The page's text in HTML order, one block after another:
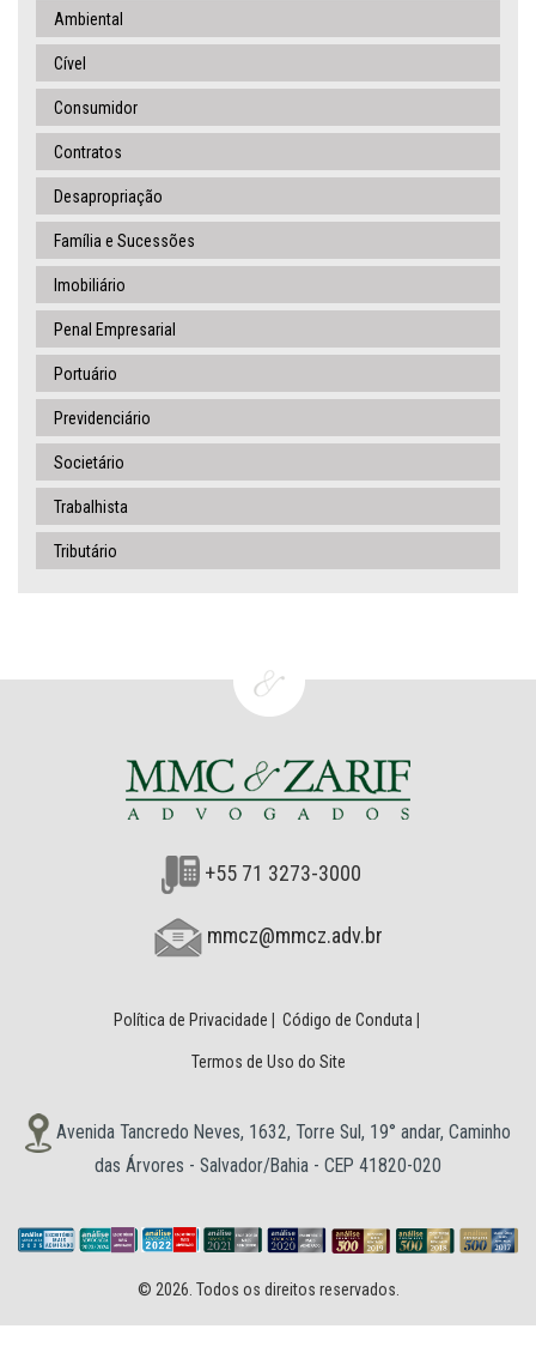
Ambiental
Cível
Consumidor
Contratos
Desapropriação
Família e Sucessões
Imobiliário
Penal Empresarial
Portuário
Previdenciário
Societário
Trabalhista
Tributário
+55 71 3273-3000
mmcz@mmcz.adv.br
Política de Privacidade Código de Conduta
Termos de Uso do Site
Avenida Tancredo Neves, 1632, Torre Sul, 19° andar, Caminho
das Árvores - Salvador/Bahia - CEP 41820-020
© 2026. Todos os direitos reservados.